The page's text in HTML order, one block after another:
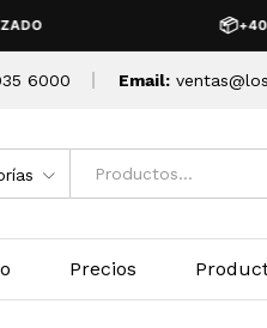
📦
6000 Email:
Precios